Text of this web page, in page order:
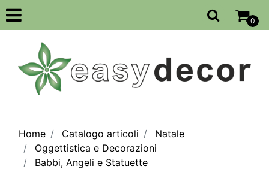
Open
0
Home Catalogo articoli
Natale
Oggettistica e Decorazioni
Babbi, Angeli e Statuette